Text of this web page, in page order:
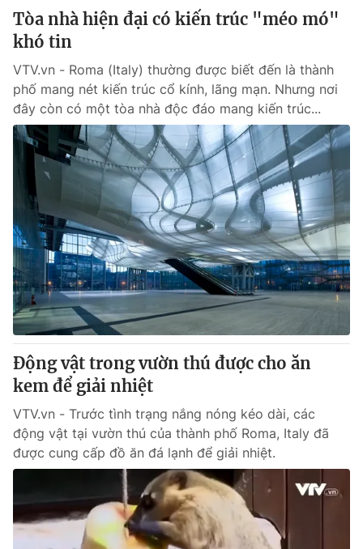
Tòa nhà hiện đại có kiến trúc "méo mó"
khó tin
VTV.vn - Roma (Italy) thường được biết đến là thành
phố mang nét kiến trúc cổ kính, lãng mạn. Nhưng nơi
đây còn có một tòa nhà độc đáo mang kiến trúc...
Động vật trong vườn thú được cho ăn
kem để giải nhiệt
VTV.vn - Trước tình trạng nắng nóng kéo dài, các
động vật tại vườn thú của thành phố Roma, Italy đã
được cung cấp đồ ăn đá lạnh để giải nhiệt.